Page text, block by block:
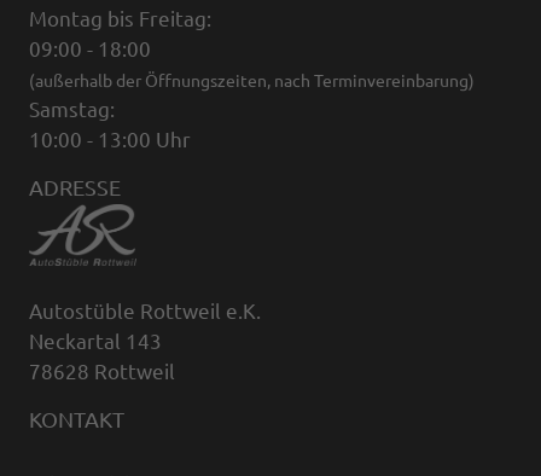
Montag bis Freitag:
09:00 - 18:00
(außerhalb der Öffnungszeiten, nach Terminvereinbarung)
Samstag:
10:00 - 13:00 Uhr
ADRESSE
Autostüble Rottweil e.K.
Neckartal 143
78628 Rottweil
KONTAKT